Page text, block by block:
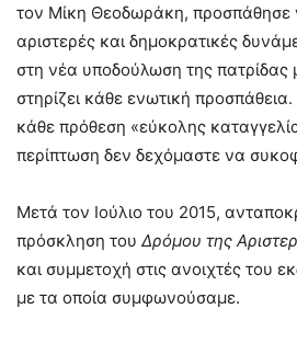
τον Μίκη Θεοδωράκη, προσπάθησε
αριστερές και δημοκρατικές
στη νέα υποδούλωση της πατρίδας
στηρίζει κάθε ενωτική
κάθε πρόθεση «εύκολης
περίπτωση δεν δεχόμαστε να
Μετά τον Ιούλιο του 2015,
πρόσκληση του Δρόμου της
και συμμετοχή στις ανοιχτές του
με τα οποία συμφωνούσαμε.